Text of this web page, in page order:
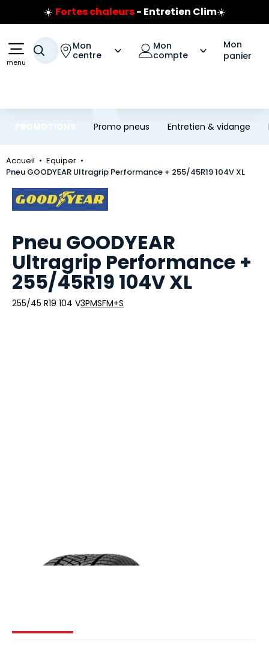
Aller au contenu principal
Aller à la navigation
☀️ Fortes chaleurs- Entretien Clim☀️
Prix coûtant pneus Bridgestone
Jusqu'à 120€ remboursés sur les pneus Bridgestone
menu
Votre recherche
Mon
centre
Mon
compte
Mon
panier
Promo pneus Entretien & vidange
Accueil
Equiper
Pneu GOODYEAR Ultragrip Performance + 255/45R19 104V XL
Marque
Pneu GOODYEAR
Ultragrip Performance +
255/45R19 104V XL
255/45 R19 104 V3PMSFM+S
Image 1 sur 3